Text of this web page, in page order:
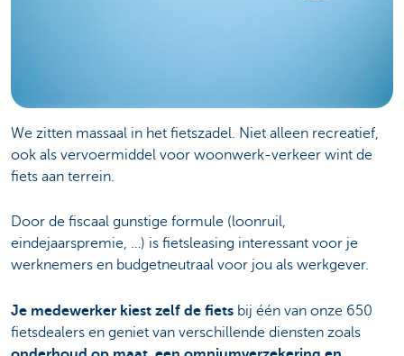
We zitten massaal in het fietszadel. Niet alleen recreatief,
ook als vervoermiddel voor woonwerk-verkeer wint de
fiets aan terrein.
Door de fiscaal gunstige formule (loonruil,
eindejaarspremie, …) is fietsleasing interessant voor je
werknemers en budgetneutraal voor jou als werkgever.
Je medewerker kiest zelf de fiets bij één van onze 650
fietsdealers en geniet van verschillende diensten zoals